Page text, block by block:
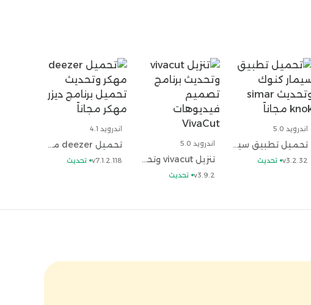
تحميل تطبيق سيمار كنوك وتحديث simar knok مجاناً
اندرويد 5.0
v3.2.32 تحديث تنزيل vivacut وتحديث برنامج تصميم فيديوهات VivaCut
اندرويد 5.0
v3.9.2 تحديث
تحميل deezer مهكر وتحديث تحميل برنامج ديزر مهكر مجاناً
اندرويد 4.1
v7.1.2.118 تحديث